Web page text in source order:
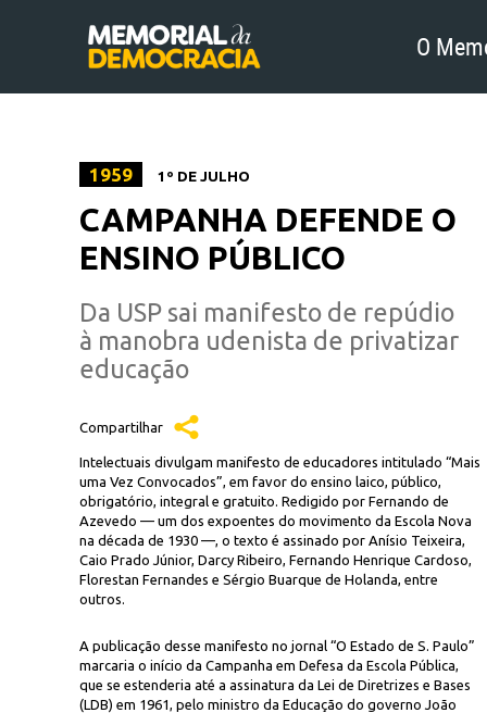
O
1959 1º DE JULHO
CAMPANHA DEFENDE O
ENSINO PÚBLICO
Da USP sai manifesto de repúdio
à manobra udenista de privatizar
educação
Compartilhar
Intelectuais divulgam manifesto de educadores intitulado “Mais
uma Vez Convocados”, em favor do ensino laico, público,
obrigatório, integral e gratuito. Redigido por Fernando de
Azevedo — um dos expoentes do movimento da Escola Nova
na década de 1930 —, o texto é assinado por Anísio Teixeira,
Caio Prado Júnior, Darcy Ribeiro, Fernando Henrique Cardoso,
Florestan Fernandes e Sérgio Buarque de Holanda, entre
outros.
A publicação desse manifesto no jornal “O Estado de S. Paulo”
marcaria o início da Campanha em Defesa da Escola Pública,
que se estenderia até a assinatura da Lei de Diretrizes e Bases
(LDB) em 1961, pelo ministro da Educação do governo João
com maçons durante a campanha da escola pública
Biblioteca